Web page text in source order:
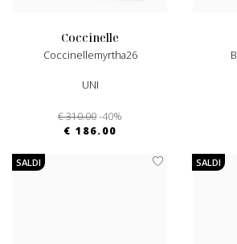
coccinelle
Coccinellemyrtha26
UNI
€ 310.00-40%
€ 186.00
SALDI SALDI